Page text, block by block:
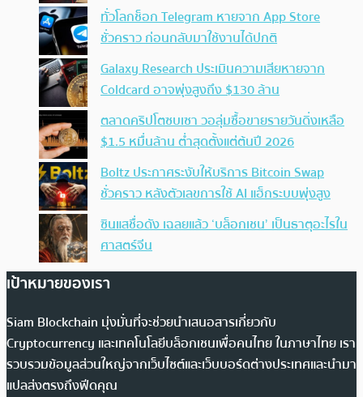
ทั่วโลกช็อก Telegram หายจาก App Store
ชั่วคราว ก่อนกลับมาใช้งานได้ปกติ
Galaxy Research ประเมินความเสียหายจาก
Coldcard อาจพุ่งสูงถึง $130 ล้าน
ตลาดคริปโตซบเซา วอลุ่มซื้อขายรายวันดิ่งเหลือ
$1.5 หมื่นล้าน ต่ำสุดตั้งแต่ต้นปี 2026
Boltz ประกาศระงับให้บริการ Bitcoin Swap
ชั่วคราว หลังตัวเลขการใช้ AI แฮ็กระบบพุ่งสูง
ซินแสชื่อดัง เฉลยแล้ว ‘บล็อกเชน’ เป็นธาตุอะไรใน
ศาสตร์จีน
เป้าหมายของเรา
Siam Blockchain มุ่งมั่นที่จะช่วยนำเสนอสารเกี่ยวกับ
Cryptocurrency และเทคโนโลยีบล็อกเชนเพื่อคนไทย ในภาษาไทย เรา
รวบรวมข้อมูลส่วนใหญ่จากเว็บไซต์และเว็บบอร์ดต่างประเทศและนำมา
แปลส่งตรงถึงฟีดคุณ